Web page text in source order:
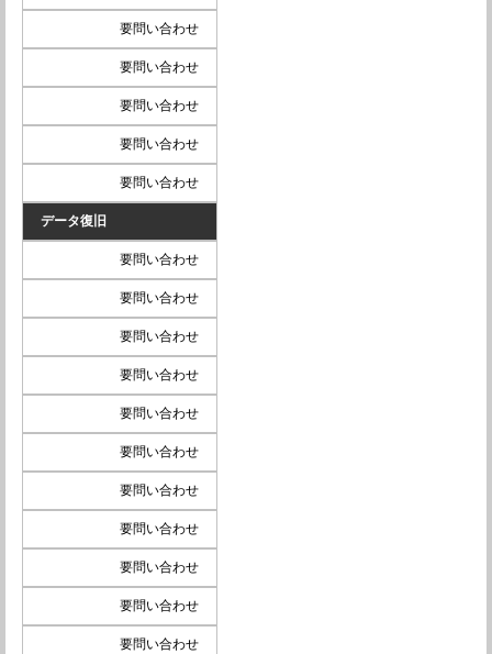
要問い合わせ
要問い合わせ
要問い合わせ
要問い合わせ
要問い合わせ
データ復旧
要問い合わせ
要問い合わせ
要問い合わせ
要問い合わせ
要問い合わせ
要問い合わせ
要問い合わせ
要問い合わせ
要問い合わせ
要問い合わせ
要問い合わせ